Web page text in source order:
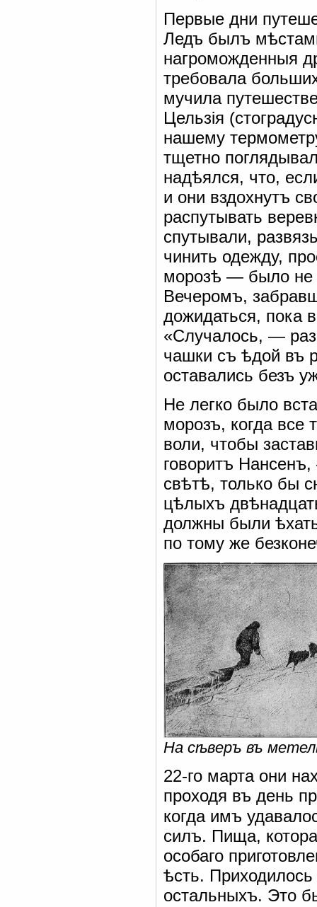
Первые дни
Ледъ былъ
нагроможденныя
требовала
мучила
Цельзія
нашему
тщетно
надѣялся, что,
и они вздохнутъ
распутывать
спутывали,
чинить одежду,
морозѣ — было не
Вечеромъ,
дожидаться, пока
«Случалось, —
чашки съ ѣдой въ
оставались безъ
Не легко было
морозъ, когда все
воли, чтобы
говоритъ
свѣтѣ, только бы
цѣлыхъ
должны были
по тому же
На сѣверъ въ
22-го марта они
проходя въ день
когда имъ
силъ. Пища,
особаго
ѣсть.
остальныхъ. Это